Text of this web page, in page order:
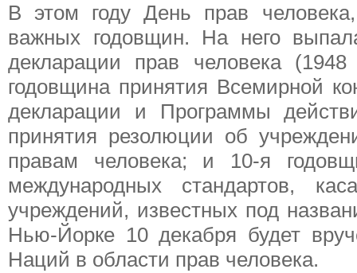
В этом году День прав
важных годовщин. На него
декларации прав человека
годовщина принятия Всемирной
декларации и Программы
принятия резолюции об
правам человека; и 10-я
международных стандартов,
учреждений, известных под
Нью-Йорке 10 декабря будет
Наций в области прав человека.